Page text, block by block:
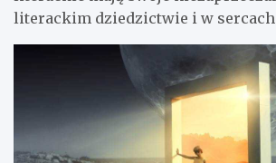
literackim dziedzictwie i w